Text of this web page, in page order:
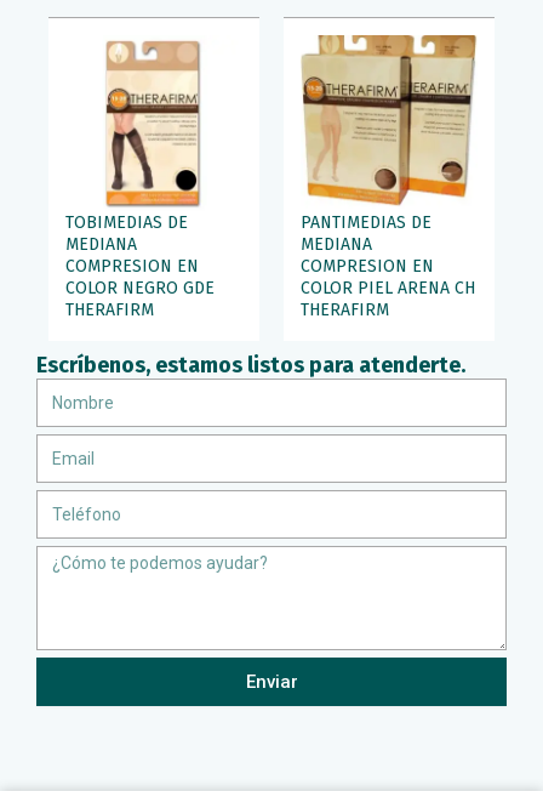
Escríbenos, estamos listos para atenderte.
Message
Enviar
TOBIMEDIAS DE
MEDIANA
COMPRESION EN
COLOR NEGRO GDE
THERAFIRM
PANTIMEDIAS DE
MEDIANA
COMPRESION EN
COLOR PIEL ARENA CH
THERAFIRM